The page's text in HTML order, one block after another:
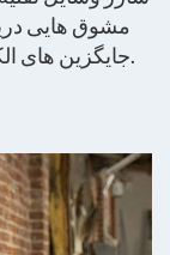
مشوق هایی
جایگزین های الکتریکی، انگیزه خود را به حداکثر برسانید.